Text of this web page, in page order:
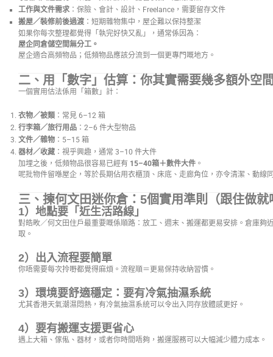
工作與文件需求 ：保險、會計、設計、Freelance，需要留存文件
搬屋／裝修前後過渡 ：短期雜物集中，屋企難以保持整潔
如果你每次整理都覺得「執完好快又亂」，通常係因為：
屋企同倉儲空間無分工。
屋企適合高頻物品；低頻物品應該分流到一個更專門嘅地方。
二、用「數字」估算：你其實需要幾多額外空
一個實用估法係用「箱數」計：
衣物／被類 ：常見 6–12 箱
行李箱／旅行用品 ：2–6 件大型物品
文件／雜物 ：5–15 箱
器材／收藏 ：視乎興趣，通常 3–10 件大件
加埋之後，低頻物品很容易已經有 15–40箱＋數件大件 。
呢批物件留喺屋企，等於長期佔用衣櫃頂、床底、走廊角位，亦令清潔、動線
三、揀何文田迷你倉：5個實用準則（跟住做就
1）地點要「近生活路線」
對皓畋／何文田住戶最重要嘅係順路：放工、週末、搬運都更易安排。倉庫夠
取。
2）出入流程要簡單
你唔需要每次拎嘢都覺得麻煩。流程順＝更易保持收納習慣。
3）環境要舒適穩定：要有冷氣抽濕系統
尤其香港天氣潮濕悶熱，有冷氣抽濕系統可以令出入同存放體感更好。
4）要有搬運支援更省心
遇上大箱、傢俬、器材，或者你時間唔夠，搬運服務可以大幅減少體力成本。